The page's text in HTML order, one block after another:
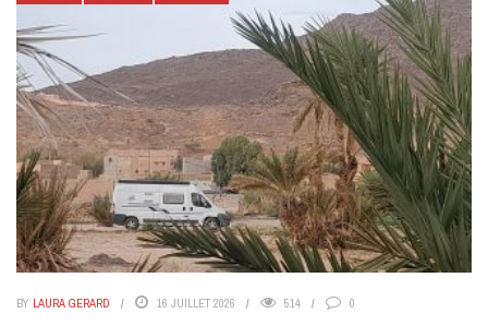
BY LAURA GERARD 16 JUILLET 2026 514 0